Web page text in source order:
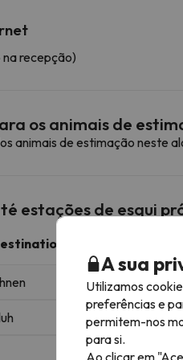
recepção)
os animais de
animais de estimação neste
estações de esqui
pass
A sua
Utilizamos
preferências e
permitem-nos
para si.
Ao clicar em